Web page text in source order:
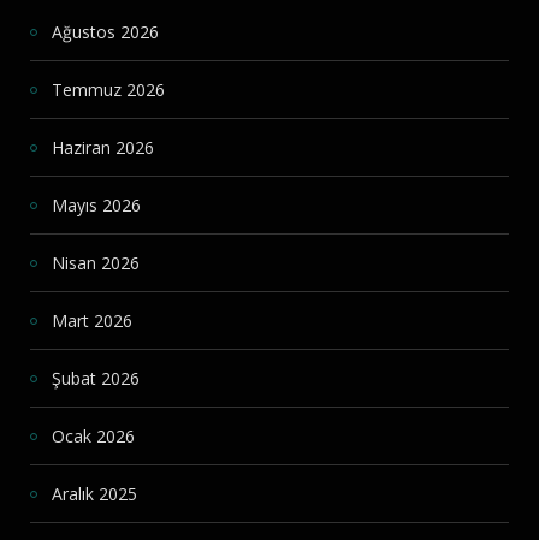
Ağustos 2026
Temmuz 2026
Haziran 2026
Mayıs 2026
Nisan 2026
Mart 2026
Şubat 2026
Ocak 2026
Aralık 2025